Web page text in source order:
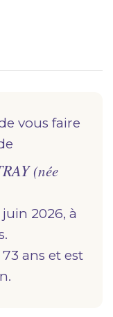
du
vous faire
(née
2026, à
73 ans et est